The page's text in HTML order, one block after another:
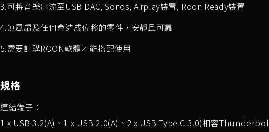
3.可將音樂串流至USB DAC, Sonos, Airplay裝置, Roon Ready裝置
4.無風扇及任何會造成位移的零件，安靜且可靠
5.需要訂購ROON軟體才能搭配使用
規格
連結端子：
1 x USB 3.2(A)、1 x USB 2.0(A)、2 x USB Type C 3.0(相容